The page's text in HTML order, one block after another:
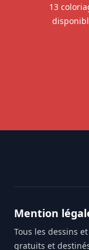
13
Mention
Tous les dessins
gratuits et